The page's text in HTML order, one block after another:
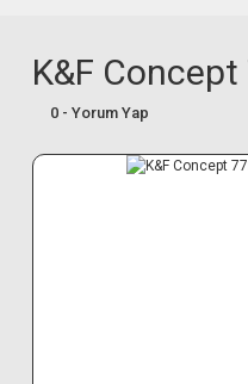
K&F
0 - Yorum Yap